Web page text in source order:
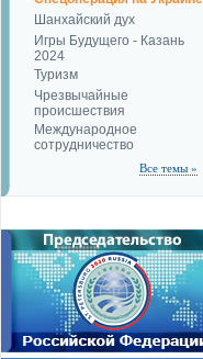
Шанхайский дух
Игры Будущего - Казань
2024
Туризм
Чрезвычайные
происшествия
Международное
сотрудничество
Все темы »